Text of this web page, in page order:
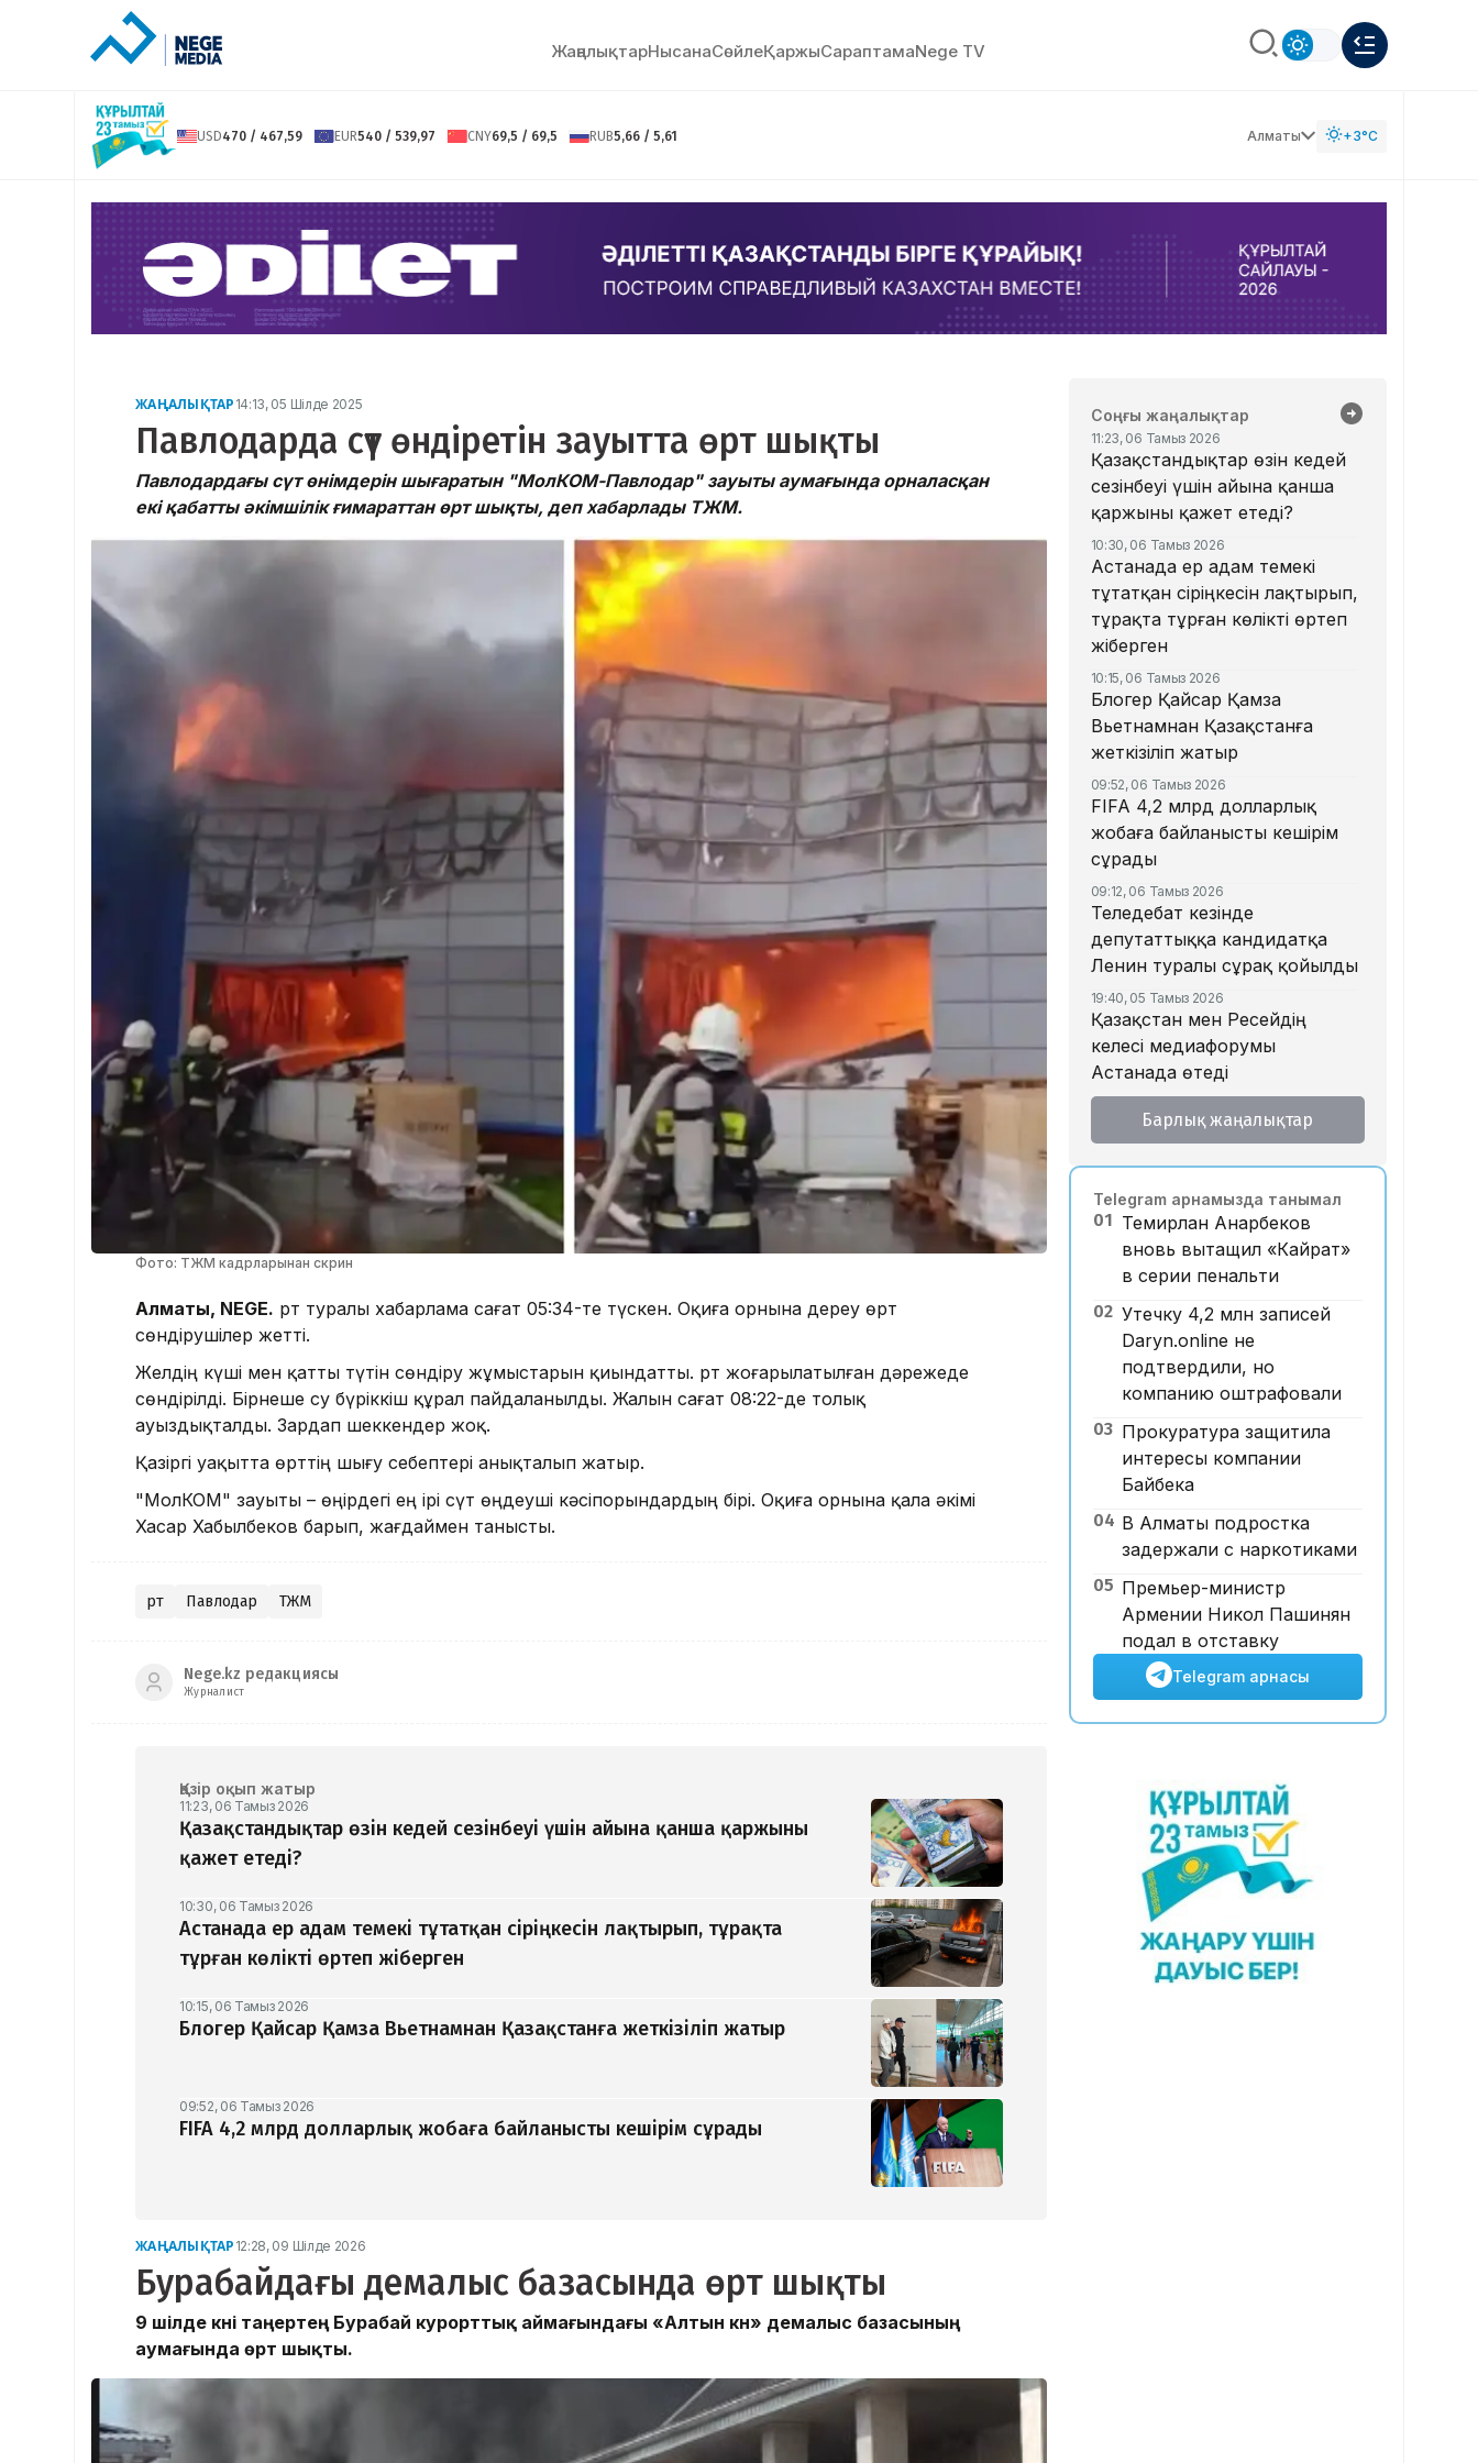
ЖаңалықтарНысанаСөйлeҚаржыСараптамаNege TV
USD470 / 467,59 EUR540 / 539,97 CNY69,5 / 69,5 RUB5,66 / 5,61 Алматы +3°C
ЖАҢАЛЫҚТАР 14:13, 05 Шілде 2025
Павлодарда сүт өндіретін зауытта өрт шықты
Павлодардағы сүт өнімдерін шығаратын "МолКОМ-Павлодар" зауыты аумағында орналасқан
екі қабатты әкімшілік ғимараттан өрт шықты, деп хабарлады ТЖМ.
Фото: ТЖМ кадрларынан скрин
Алматы, NEGE. Өрт туралы хабарлама сағат 05:34-те түскен. Оқиға орнына дереу өрт
сөндірушілер жетті.
Желдің күші мен қатты түтін сөндіру жұмыстарын қиындатты. Өрт жоғарылатылған дәрежеде
сөндірілді. Бірнеше су бүріккіш құрал пайдаланылды. Жалын сағат 08:22-де толық
ауыздықталды. Зардап шеккендер жоқ.
Қазіргі уақытта өрттің шығу себептері анықталып жатыр.
"МолКОМ" зауыты – өңірдегі ең ірі сүт өңдеуші кәсіпорындардың бірі. Оқиға орнына қала әкімі
Хасар Хабылбеков барып, жағдаймен танысты.
Өрт Павлодар ТЖМ
Nege.kz редакциясы
Журналист
Қазір оқып жатыр
11:23, 06 Тамыз 2026
Қазақстандықтар өзін кедей сезінбеуі үшін айына қанша қаржыны
қажет етеді?
10:30, 06 Тамыз 2026
Астанада ер адам темекі тұтатқан сіріңкесін лақтырып, тұрақта
тұрған көлікті өртеп жіберген
10:15, 06 Тамыз 2026
Блогер Қайсар Қамза Вьетнамнан Қазақстанға жеткізіліп жатыр
09:52, 06 Тамыз 2026
FIFA 4,2 млрд долларлық жобаға байланысты кешірім сұрады
ЖАҢАЛЫҚТАР 12:28, 09 Шілде 2026
Бурабайдағы демалыс базасында өрт шықты
9 шілде күні таңертең Бурабай курорттық аймағындағы «Алтын күн» демалыс базасының
аумағында өрт шықты.
Соңғы жаңалықтар
11:23, 06 Тамыз 2026
Қазақстандықтар өзін кедей
сезінбеуі үшін айына қанша
қаржыны қажет етеді?
10:30, 06 Тамыз 2026
Астанада ер адам темекі
тұтатқан сіріңкесін лақтырып,
тұрақта тұрған көлікті өртеп
жіберген
10:15, 06 Тамыз 2026
Блогер Қайсар Қамза
Вьетнамнан Қазақстанға
жеткізіліп жатыр
09:52, 06 Тамыз 2026
FIFA 4,2 млрд долларлық
жобаға байланысты кешірім
сұрады
09:12, 06 Тамыз 2026
Теледебат кезінде
депутаттыққа кандидатқа
Ленин туралы сұрақ қойылды
19:40, 05 Тамыз 2026
Қазақстан мен Ресейдің
келесі медиафорумы
Астанада өтеді
17:52, 05 Тамыз 2026
Мемлекет басшысы Ұлттық
мерейтоймен құттықтады
17:18, 05 Тамыз 2026
«Әкім келер алдындағы
көзбояушылық»: Ақмола
облысында жолшылар
асфальтты бояғаны рас па?
16:56, 05 Тамыз 2026
Қазақстандық жүзушілер
АҚШ-тағы халықаралық
турнирде 13 алтын медаль
жеңіп алды
Алматы облысында ит
талаған баланың ісі: сотта
жануардың иесі айыппен
келіспейтінін мәлімдеді
Барлық жаңалықтар
Telegram арнамызда танымал
01 Темирлан Анарбеков
вновь вытащил «Кайрат»
в серии пенальти
02 Утечку 4,2 млн записей
Daryn.online не
подтвердили, но
компанию оштрафовали
03 Прокуратура защитила
интересы компании
Байбека
04 В Алматы подростка
задержали с наркотиками
05 Премьер-министр
Армении Никол Пашинян
подал в отставку
Telegram арнасы